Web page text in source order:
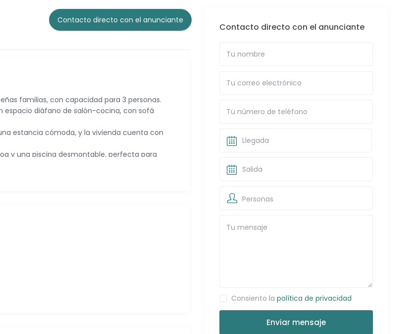
Contacto directo con el anunciante
familias, con capacidad para 3 personas.
espacio diáfano de salón-cocina, con sofá
estancia cómoda, y la vivienda cuenta con
y una piscina desmontable, perfecta para
Palmar, lo que permite llegar fácilmente al mar
Contacto directo con el anunciante
Personas
Consiento la política de privacidad
Enviar mensaje